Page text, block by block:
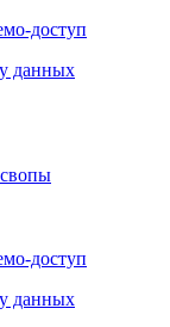
доступ
данных
доступ
данных